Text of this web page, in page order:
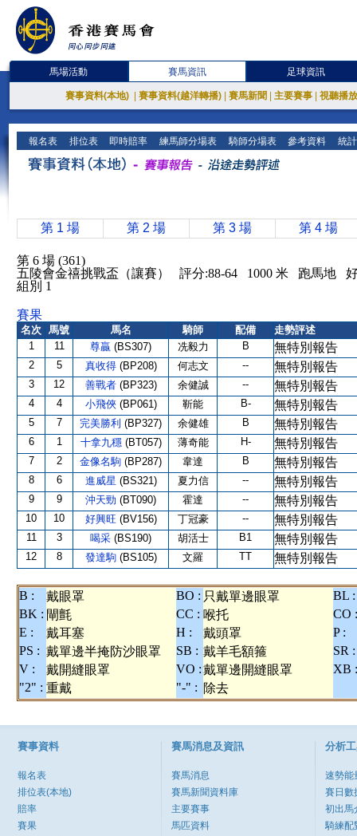
馬場活動 賽馬資訊 足球資訊
賽事資料(本地) 賽事資料(越洋轉播) 賽馬新聞 主要賽事 視聽播
報名表 排位表 即時賠率 練馬師分場表 騎師分場表 參考資料 統
第 1 場 第 2 場 第 3 場 第 4 場
第 6 場 (361)
五陵會金禧挑戰盃（讓賽） 評分:88-64 1000 米 跑馬地
組別 1
賽果
名次 馬號 馬名 騎師 配備
走勢評述
1
11 尊贏 (BS307) 冼毅力 B 無特別報告
2 5 真收得 (BP208) 何志文 -- 無特別報告
3 12 善戰者 (BP323) 余健誠 -- 無特別報告
4 4 小飛俠 (BP061) 靳能 B- 無特別報告
5 7 完美勝利 (BP327) 余健雄 B 無特別報告
6 1 十拿九穩 (BT057) 薄奇能 H- 無特別報告
7 2 金像名駒 (BP287) 韋達 B 無特別報告
8 6 進威星 (BS321) 夏力信 -- 無特別報告
9 9 沖天勁 (BT090) 霍達 -- 無特別報告
10 10 好興旺 (BV156) 丁冠豪 -- 無特別報告
11 3 喝采 (BS190) 胡活士 B1 無特別報告
12 8 發達駒 (BS105) 文羅 TT 無特別報告
B : 戴眼罩 BO : 只戴單邊眼罩
BL :
BK : 閘氈 CC : 喉托
CO :
E :
戴耳塞 H : 戴頭罩
P :
PS : 戴單邊半掩防沙眼罩 SB : 戴羊毛額箍
SR :
V :
戴開縫眼罩 VO :戴單邊開縫眼罩
XB :
"2" : 重戴 "-" : 除去
賽事資料
報名表
排位表(本地)
賠率
賽果
賽馬消息及資訊
賽馬消息
賽馬新聞資料庫
主要賽事
馬匹資料
分析
速勢能
賽日數
初出馬
騎練配